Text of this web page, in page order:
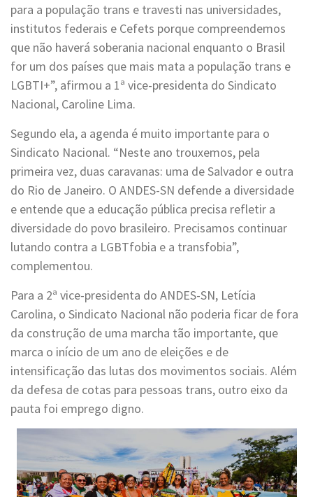
para a população trans e travesti nas universidades,
institutos federais e Cefets porque compreendemos
que não haverá soberania nacional enquanto o Brasil
for um dos países que mais mata a população trans e
LGBTI+”, afirmou a 1ª vice-presidenta do Sindicato
Nacional, Caroline Lima.
Segundo ela, a agenda é muito importante para o
Sindicato Nacional. “Neste ano trouxemos, pela
primeira vez, duas caravanas: uma de Salvador e outra
do Rio de Janeiro. O ANDES-SN defende a diversidade
e entende que a educação pública precisa refletir a
diversidade do povo brasileiro. Precisamos continuar
lutando contra a LGBTfobia e a transfobia”,
complementou.
Para a 2ª vice-presidenta do ANDES-SN, Letícia
Carolina, o Sindicato Nacional não poderia ficar de fora
da construção de uma marcha tão importante, que
marca o início de um ano de eleições e de
intensificação das lutas dos movimentos sociais. Além
da defesa de cotas para pessoas trans, outro eixo da
pauta foi emprego digno.